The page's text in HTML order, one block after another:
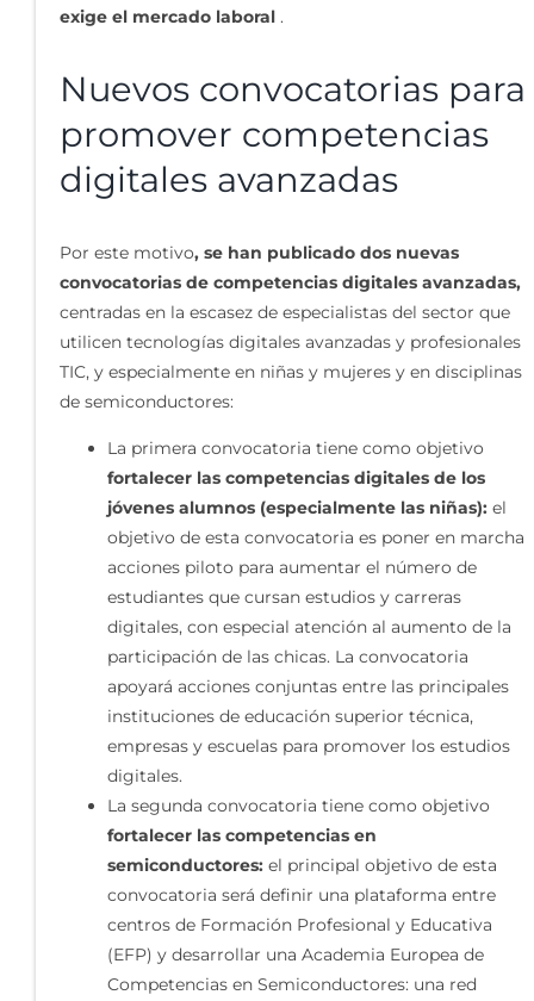
exige el mercado laboral .
Nuevos convocatorias para
promover competencias
digitales avanzadas
Por este motivo, se han publicado dos nuevas
convocatorias de competencias digitales avanzadas,
centradas en la escasez de especialistas del sector que
utilicen tecnologías digitales avanzadas y profesionales
TIC, y especialmente en niñas y mujeres y en disciplinas
de semiconductores:
La primera convocatoria tiene como objetivo
fortalecer las competencias digitales de los
jóvenes alumnos (especialmente las niñas): el
objetivo de esta convocatoria es poner en marcha
acciones piloto para aumentar el número de
estudiantes que cursan estudios y carreras
digitales, con especial atención al aumento de la
participación de las chicas. La convocatoria
apoyará acciones conjuntas entre las principales
instituciones de educación superior técnica,
empresas y escuelas para promover los estudios
digitales.
La segunda convocatoria tiene como objetivo
fortalecer las competencias en
semiconductores: el principal objetivo de esta
convocatoria será definir una plataforma entre
centros de Formación Profesional y Educativa
(EFP) y desarrollar una Academia Europea de
Competencias en Semiconductores: una red